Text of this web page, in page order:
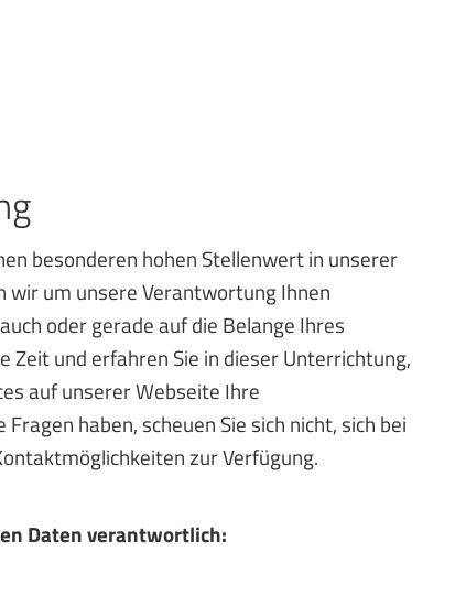
besonderen hohen Stellenwert in unserer
wir um unsere Verantwortung Ihnen
oder gerade auf die Belange Ihres
Zeit und erfahren Sie in dieser Unterrichtung,
auf unserer Webseite Ihre
haben, scheuen Sie sich nicht, sich bei
zur Verfügung.
Daten verantwortlich: